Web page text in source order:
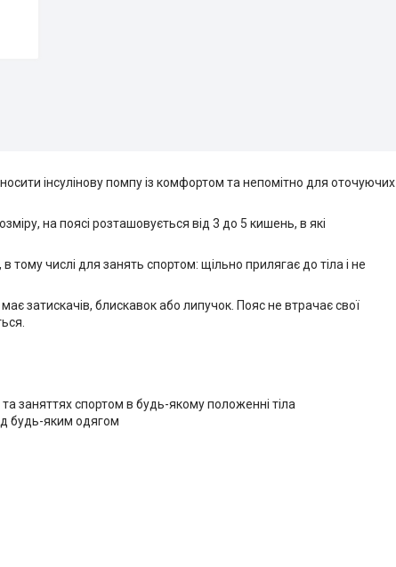
інсулінову помпу із комфортом та непомітно для оточуючих
на поясі розташовується від 3 до 5 кишень, в які
числі для занять спортом: щільно прилягає до тіла і не
затискачів, блискавок або липучок. Пояс не втрачає свої
заняттях спортом в будь-якому положенні тіла
будь-яким одягом